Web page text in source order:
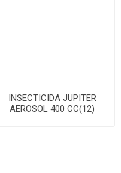
INSECTICIDA JUPITER
AEROSOL 400 CC(12)